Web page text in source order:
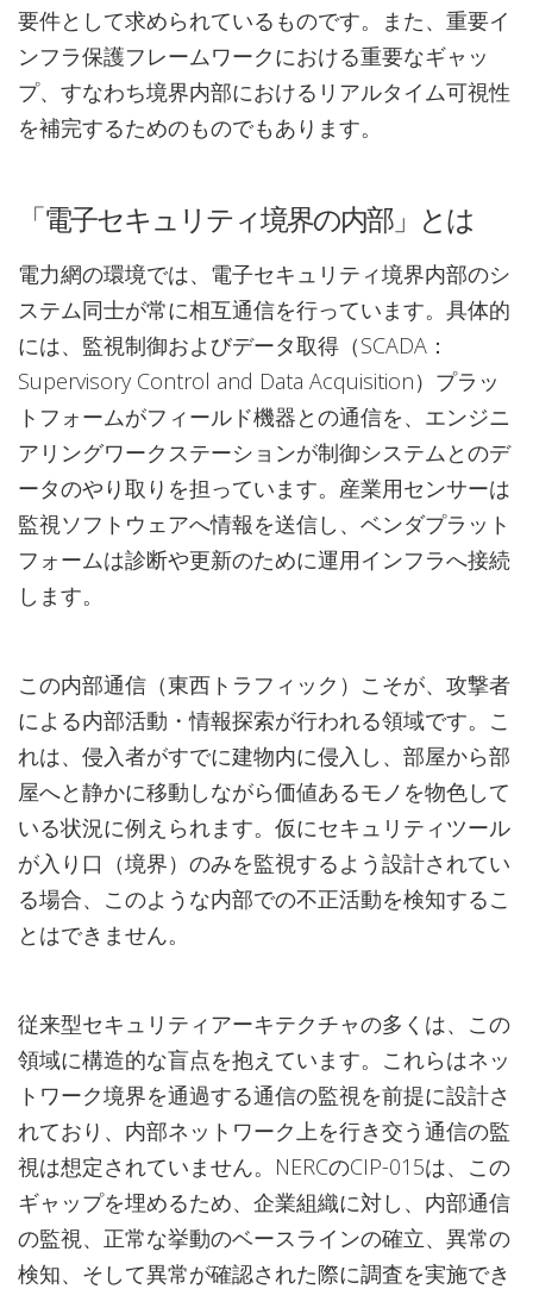
要件として求められているものです。また、重要イ
ンフラ保護フレームワークにおける重要なギャッ
プ、すなわち境界内部におけるリアルタイム可視性
を補完するためのものでもあります。
「電子セキュリティ境界の内部」とは
電力網の環境では、電子セキュリティ境界内部のシ
ステム同士が常に相互通信を行っています。具体的
には、監視制御およびデータ取得（SCADA：
Supervisory Control and Data Acquisition）プラッ
トフォームがフィールド機器との通信を、エンジニ
アリングワークステーションが制御システムとのデ
ータのやり取りを担っています。産業用センサーは
監視ソフトウェアへ情報を送信し、ベンダプラット
フォームは診断や更新のために運用インフラへ接続
します。
この内部通信（東西トラフィック）こそが、攻撃者
による内部活動・情報探索が行われる領域です。こ
れは、侵入者がすでに建物内に侵入し、部屋から部
屋へと静かに移動しながら価値あるモノを物色して
いる状況に例えられます。仮にセキュリティツール
が入り口（境界）のみを監視するよう設計されてい
る場合、このような内部での不正活動を検知するこ
とはできません。
従来型セキュリティアーキテクチャの多くは、この
領域に構造的な盲点を抱えています。これらはネッ
トワーク境界を通過する通信の監視を前提に設計さ
れており、内部ネットワーク上を行き交う通信の監
視は想定されていません。NERCのCIP-015は、この
ギャップを埋めるため、企業組織に対し、内部通信
の監視、正常な挙動のベースラインの確立、異常の
検知、そして異常が確認された際に調査を実施でき